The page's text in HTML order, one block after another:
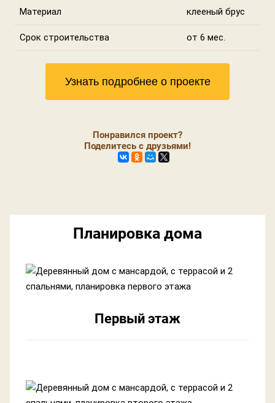
Материал клееный брус
Срок строительства от 6 мес.
Узнать подробнее о проекте
Понравился проект?
Поделитесь с друзьями!
Планировка дома
Первый этаж